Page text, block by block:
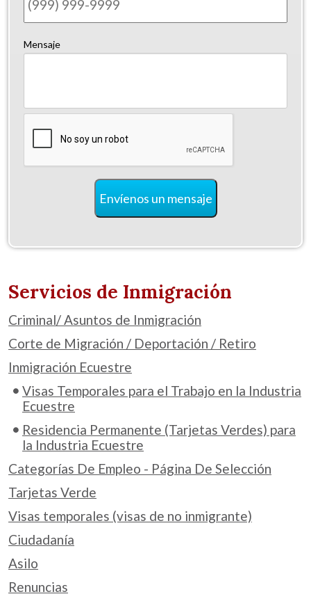
Mensaje
Envíenos un mensaje
Servicios de Inmigración
Criminal/ Asuntos de Inmigración
Corte de Migración / Deportación / Retiro
Inmigración Ecuestre
Visas Temporales para el Trabajo en la Industria
Ecuestre
Residencia Permanente (Tarjetas Verdes) para
la Industria Ecuestre
Categorías De Empleo - Página De Selección
Tarjetas Verde
Visas temporales (visas de no inmigrante)
Ciudadanía
Asilo
Renuncias